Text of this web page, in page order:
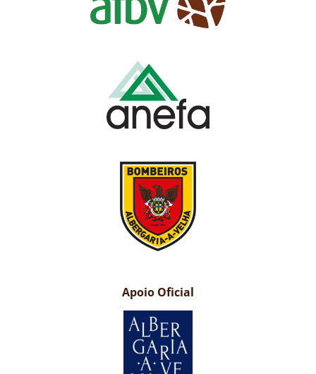
Apoio Oficial